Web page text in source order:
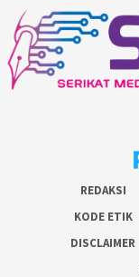
REDAKSI
KODE ETIK
DISCLAIMER